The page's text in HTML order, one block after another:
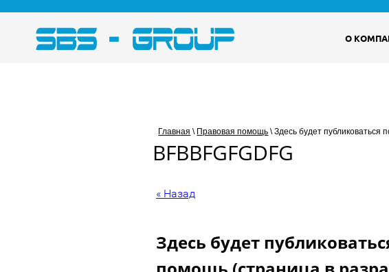
О
Главная \ Правовая помощь \Здесь будет публиковаться
BFBBFGFGDFG
« Назад
Здесь будет